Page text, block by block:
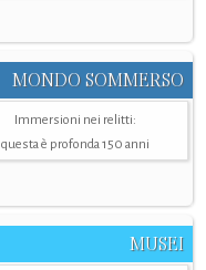
MONDO SOMMERSO
Immersioni nei relitti:
questa è profonda 150 anni
MUSEI